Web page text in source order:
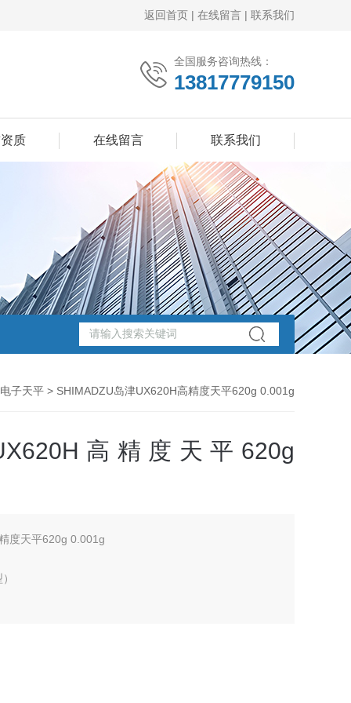
返回首页 | 在线留言 | 联系我们
全国服务咨询热线：
13817779150
质 在线留言 联系我们
电子天平 > SHIMADZU岛津UX620H高精度天平620g 0.001g
高精度天平620g
度天平620g 0.001g